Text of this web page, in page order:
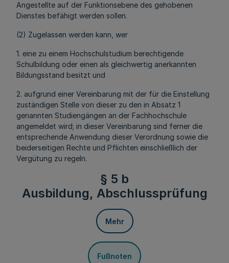
Angestellte auf der Funktionsebene des gehobenen
Dienstes befähigt werden sollen.
(2) Zugelassen werden kann, wer
1. eine zu einem Hochschulstudium berechtigende
Schulbildung oder einen als gleichwertig anerkannten
Bildungsstand besitzt und
2. aufgrund einer Vereinbarung mit der für die Einstellung
zuständigen Stelle von dieser zu den in Absatz 1
genannten Studiengängen an der Fachhochschule
angemeldet wird; in dieser Vereinbarung sind ferner die
entsprechende Anwendung dieser Verordnung sowie die
beiderseitigen Rechte und Pflichten einschließlich der
Vergütung zu regeln.
§ 5 b
Ausbildung, Abschlussprüfung
Mehr
Fußnoten